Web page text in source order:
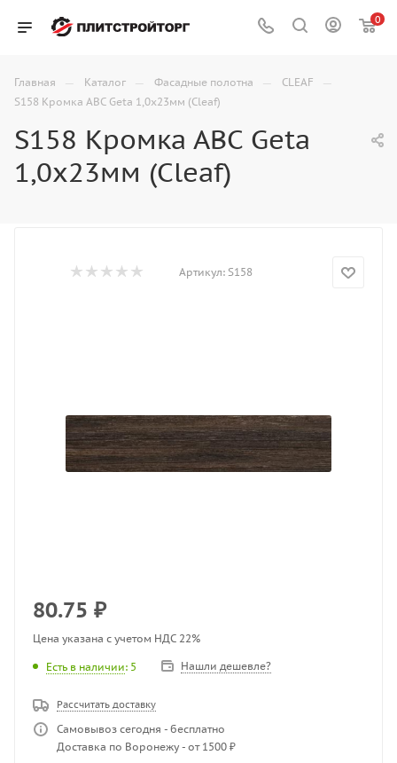
0
Главная — Каталог — Фасадные полотна — CLEAF —
S158 Кромка АВС Geta 1,0х23мм (Cleaf)
S158 Кромка АВС Geta
1,0х23мм (Cleaf)
Артикул: S158
80.75 ₽
Цена указана с учетом НДС 22%
Есть в наличии: 5 Нашли дешевле?
Рассчитать доставку
Самовывоз сегодня - бесплатно
Доставка по Воронежу - от 1500 ₽